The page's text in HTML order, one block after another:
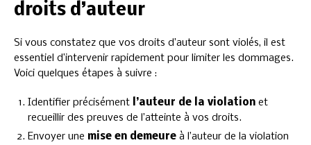
droits d’auteur
Si vous constatez que vos droits d’auteur sont violés, il est
essentiel d’intervenir rapidement pour limiter les dommages.
Voici quelques étapes à suivre :
Identifier précisément l’auteur de la violation et
recueillir des preuves de l’atteinte à vos droits.
Envoyer une mise en demeure à l’auteur de la violation